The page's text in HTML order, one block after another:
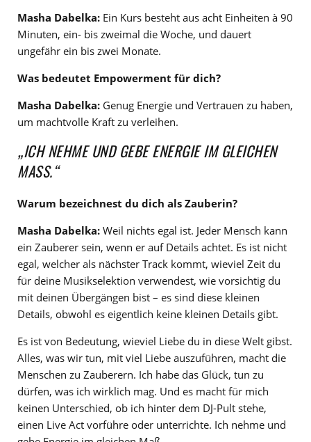
Masha Dabelka: Ein Kurs besteht aus acht Einheiten à 90
Minuten, ein- bis zweimal die Woche, und dauert
ungefähr ein bis zwei Monate.
Was bedeutet Empowerment für dich?
Masha Dabelka: Genug Energie und Vertrauen zu haben,
um machtvolle Kraft zu verleihen.
„ICH NEHME UND GEBE ENERGIE IM GLEICHEN
MASS.“
Warum bezeichnest du dich als Zauberin?
Masha Dabelka: Weil nichts egal ist. Jeder Mensch kann
ein Zauberer sein, wenn er auf Details achtet. Es ist nicht
egal, welcher als nächster Track kommt, wieviel Zeit du
für deine Musikselektion verwendest, wie vorsichtig du
mit deinen Übergängen bist – es sind diese kleinen
Details, obwohl es eigentlich keine kleinen Details gibt.
Es ist von Bedeutung, wieviel Liebe du in diese Welt gibst.
Alles, was wir tun, mit viel Liebe auszuführen, macht die
Menschen zu Zauberern. Ich habe das Glück, tun zu
dürfen, was ich wirklich mag. Und es macht für mich
keinen Unterschied, ob ich hinter dem DJ-Pult stehe,
einen Live Act vorführe oder unterrichte. Ich nehme und